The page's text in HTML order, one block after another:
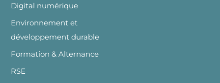
Digital numérique
Environnement et
développement durable
Formation & Alternance
RSE